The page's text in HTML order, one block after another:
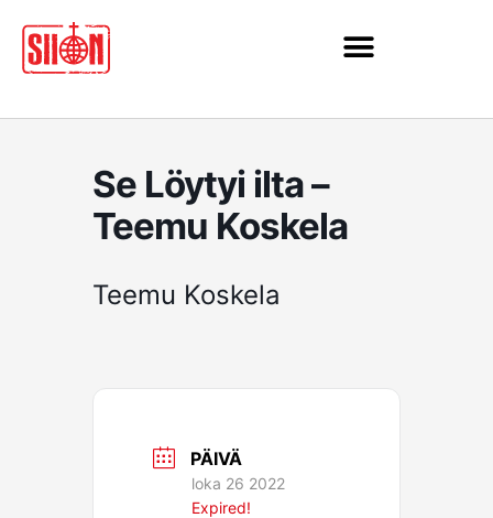
sisältöön
Se Löytyi ilta –
Teemu Koskela
Teemu Koskela
PÄIVÄ
loka 26 2022
Expired!